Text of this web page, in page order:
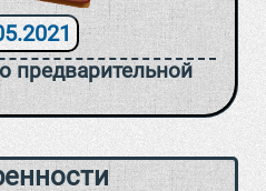
предварительной